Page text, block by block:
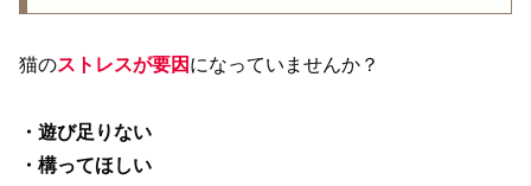
猫のストレスが要因 になっていませんか？
・遊び足りない
・構ってほしい